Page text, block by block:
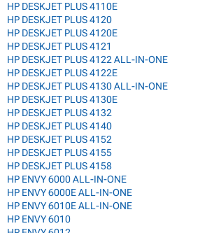
HP DESKJET PLUS 4110E
HP DESKJET PLUS 4120
HP DESKJET PLUS 4120E
HP DESKJET PLUS 4121
HP DESKJET PLUS 4122 ALL-IN-ONE
HP DESKJET PLUS 4122E
HP DESKJET PLUS 4130 ALL-IN-ONE
HP DESKJET PLUS 4130E
HP DESKJET PLUS 4132
HP DESKJET PLUS 4140
HP DESKJET PLUS 4152
HP DESKJET PLUS 4155
HP DESKJET PLUS 4158
HP ENVY 6000 ALL-IN-ONE
HP ENVY 6000E ALL-IN-ONE
HP ENVY 6010E ALL-IN-ONE
HP ENVY 6010